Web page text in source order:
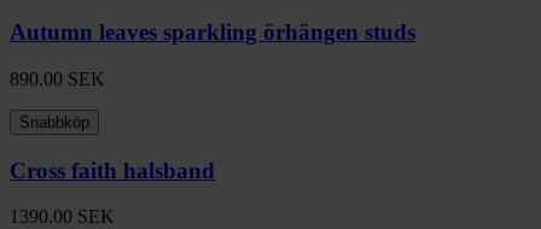
Autumn leaves sparkling örhängen studs
890.00 SEK
Snabbköp
Cross faith halsband
1390.00 SEK